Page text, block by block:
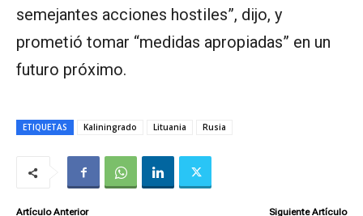
semejantes acciones hostiles”, dijo, y
prometió tomar “medidas apropiadas” en un
futuro próximo.
ETIQUETAS Kaliningrado Lituania Rusia
Artículo Anterior
Siguiente Artículo